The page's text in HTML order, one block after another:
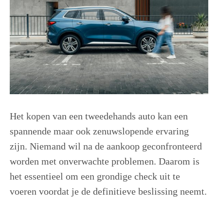
Het kopen van een tweedehands auto kan een
spannende maar ook zenuwslopende ervaring
zijn. Niemand wil na de aankoop geconfronteerd
worden met onverwachte problemen. Daarom is
het essentieel om een grondige check uit te
voeren voordat je de definitieve beslissing neemt.